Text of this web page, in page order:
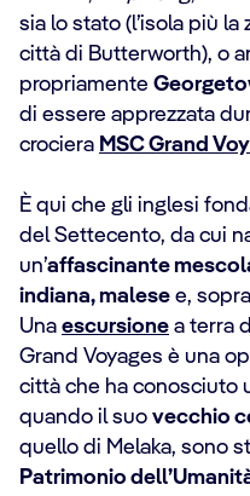
sia lo stato (l’isola più
città di Butterworth), o
propriamente
di essere apprezzata
crociera MSC Grand
È qui che gli inglesi
del Settecento, da cui
un’affascinante
indiana, malese e,
Una escursione a terra
Grand Voyages è una
città che ha conosciuto
quando il suo vecchio
quello di Melaka, sono
Patrimonio